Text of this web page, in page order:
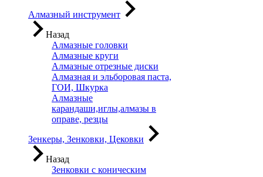
Алмазный инструмент
Назад
Алмазные головки
Алмазные круги
Алмазные отрезные диски
Алмазная и эльборовая паста,
ГОИ, Шкурка
Алмазные
карандаши,иглы,алмазы в
оправе, резцы
Зенкеры, Зенковки, Цековки
Назад
Зенковки с коническим